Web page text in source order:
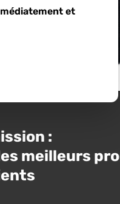
et
:
meilleurs